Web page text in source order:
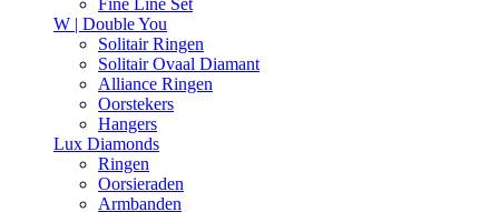
Fine Line Set
W | Double You
Solitair Ringen
Solitair Ovaal Diamant
Alliance Ringen
Oorstekers
Hangers
Lux Diamonds
Ringen
Oorsieraden
Armbanden